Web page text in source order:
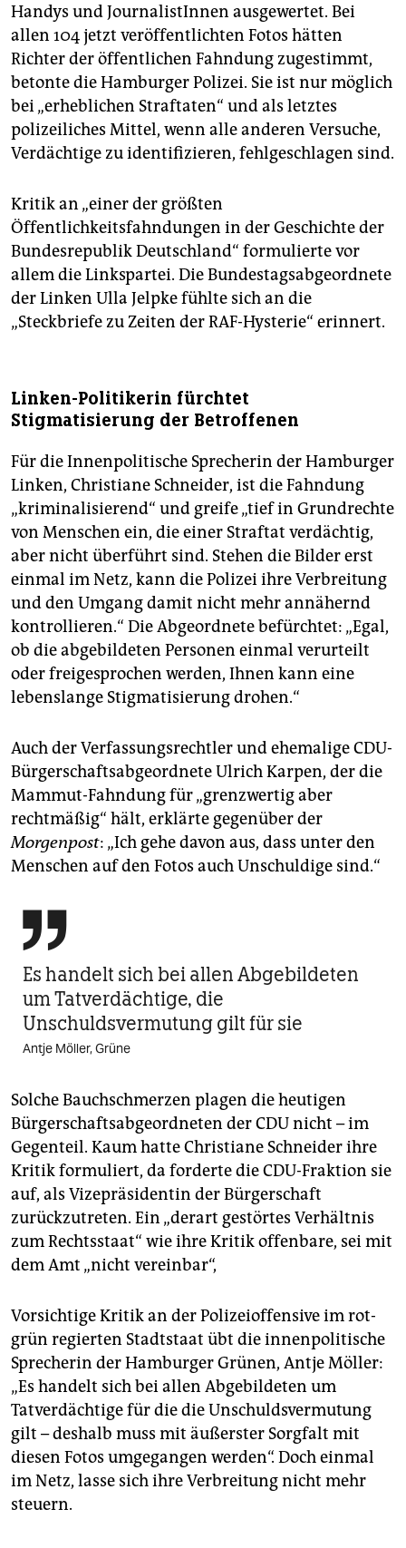
Handys und JournalistInnen ausgewertet. Bei
allen 104 jetzt veröffentlichten Fotos hätten
Richter der öffentlichen Fahndung zugestimmt,
betonte die Hamburger Polizei. Sie ist nur möglich
bei „erheblichen Straftaten“ und als letztes
polizeiliches Mittel, wenn alle anderen Versuche,
Verdächtige zu identifizieren, fehlgeschlagen sind.
Kritik an „einer der größten
Öffentlichkeitsfahndungen in der Geschichte der
Bundesrepublik Deutschland“ formulierte vor
allem die Linkspartei. Die Bundestagsabgeordnete
der Linken Ulla Jelpke fühlte sich an die
„Steckbriefe zu Zeiten der RAF-Hysterie“ erinnert.
Linken-Politikerin fürchtet
Stigmatisierung der Betroffenen
Für die Innenpolitische Sprecherin der Hamburger
Linken, Christiane Schneider, ist die Fahndung
„kriminalisierend“ und greife „tief in Grundrechte
von Menschen ein, die einer Straftat verdächtig,
aber nicht überführt sind. Stehen die Bilder erst
einmal im Netz, kann die Polizei ihre Verbreitung
und den Umgang damit nicht mehr annähernd
kontrollieren.“ Die Abgeordnete befürchtet: „Egal,
ob die abgebildeten Personen einmal verurteilt
oder freigesprochen werden, Ihnen kann eine
lebenslange Stigmatisierung drohen.“
Auch der Verfassungsrechtler und ehemalige CDU-
Bürgerschaftsabgeordnete Ulrich Karpen, der die
Mammut-Fahndung für „grenzwertig aber
rechtmäßig“ hält, erklärte gegenüber der
Morgenpost: „Ich gehe davon aus, dass unter den
Menschen auf den Fotos auch Unschuldige sind.“

Es handelt sich bei allen Abgebildeten
um Tatverdächtige, die
Unschuldsvermutung gilt für sie
Antje Möller, Grüne
Solche Bauchschmerzen plagen die heutigen
Bürgerschaftsabgeordneten der CDU nicht – im
Gegenteil. Kaum hatte Christiane Schneider ihre
Kritik formuliert, da forderte die CDU-Fraktion sie
auf, als Vizepräsidentin der Bürgerschaft
zurückzutreten. Ein „derart gestörtes Verhältnis
zum Rechtsstaat“ wie ihre Kritik offenbare, sei mit
dem Amt „nicht vereinbar“,
Vorsichtige Kritik an der Polizeioffensive im rot-
grün regierten Stadtstaat übt die innenpolitische
Sprecherin der Hamburger Grünen, Antje Möller:
„Es handelt sich bei allen Abgebildeten um
Tatverdächtige für die die Unschuldsvermutung
gilt – deshalb muss mit äußerster Sorgfalt mit
diesen Fotos umgegangen werden“. Doch einmal
im Netz, lasse sich ihre Verbreitung nicht mehr
steuern.